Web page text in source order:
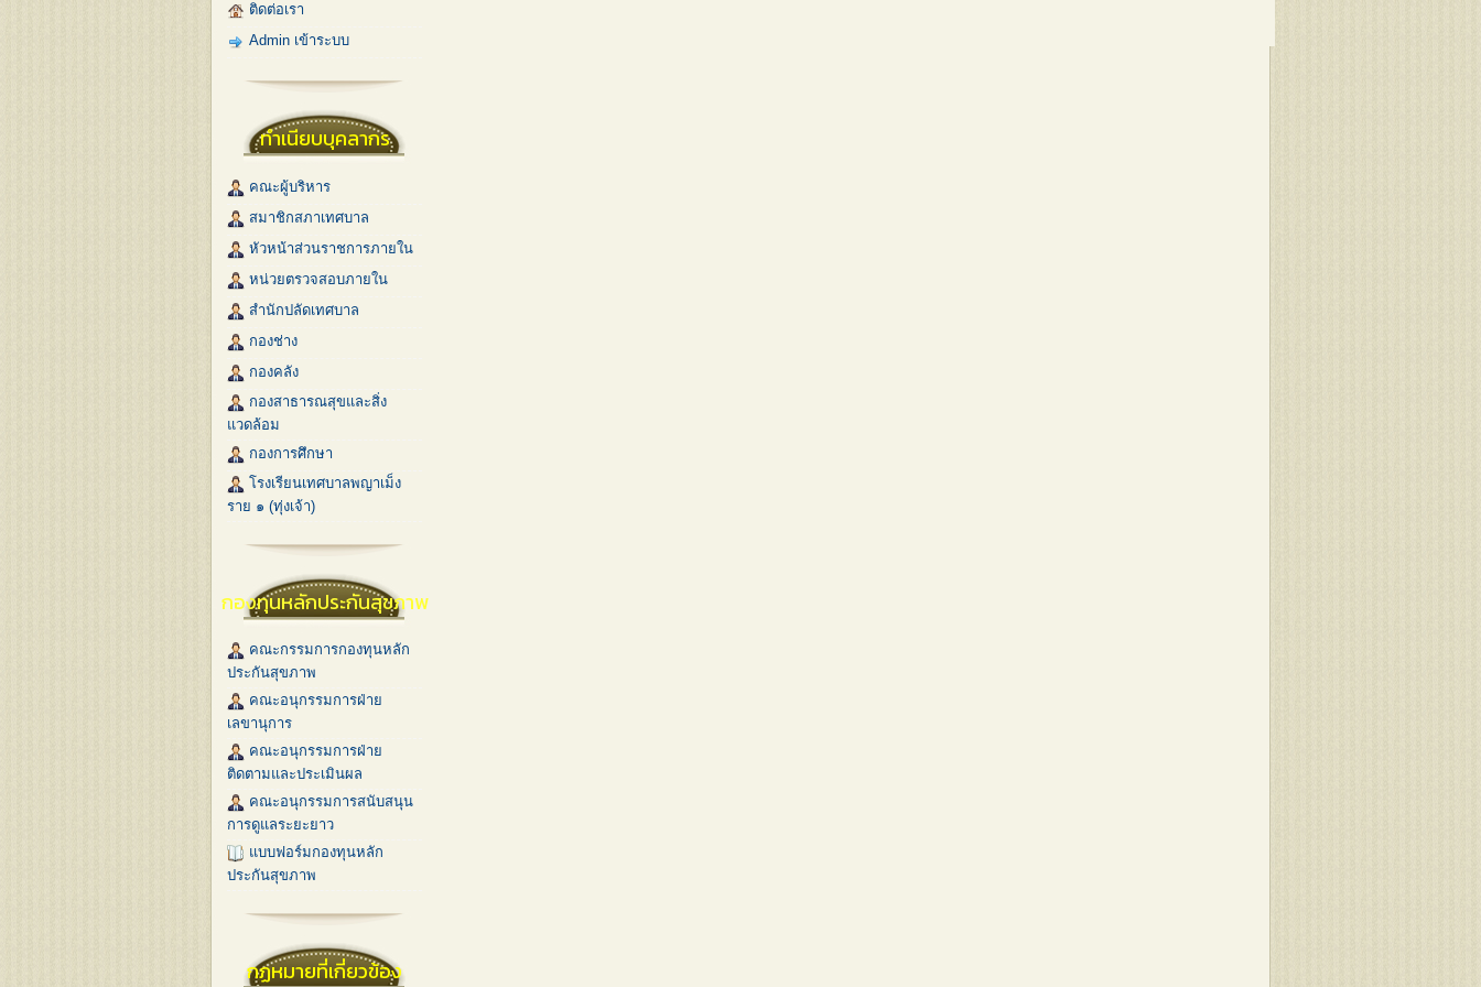
ติดต่อเรา
Admin เข้าระบบ
ทำเนียบบุคลากร
คณะผู้บริหาร
สมาชิกสภาเทศบาล
หัวหน้าส่วนราชการภายใน
หน่วยตรวจสอบภายใน
สำนักปลัดเทศบาล
กองช่าง
กองคลัง
กองสาธารณสุขและสิ่ง
แวดล้อม
กองการศึกษา
โรงเรียนเทศบาลพญาเม็ง
ราย ๑ (ทุ่งเจ้า)
กองทุนหลักประกันสุขภาพ
คณะกรรมการกองทุนหลัก
ประกันสุขภาพ
คณะอนุกรรมการฝ่าย
เลขานุการ
คณะอนุกรรมการฝ่าย
ติดตามและประเมินผล
คณะอนุกรรมการสนับสนุน
การดูแลระยะยาว
แบบฟอร์มกองทุนหลัก
ประกันสุขภาพ
กฏหมายที่เกี่ยวข้อง